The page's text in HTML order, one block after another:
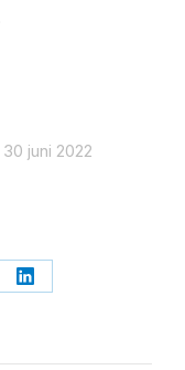
30 juni 2022
Share